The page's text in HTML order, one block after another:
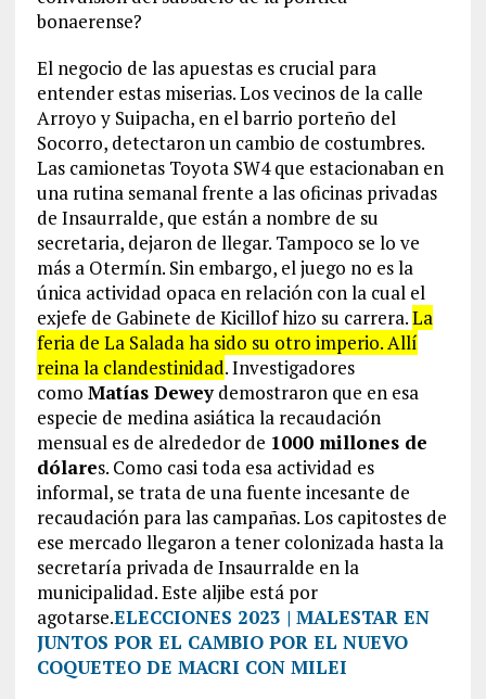
bonaerense?
El negocio de las apuestas es crucial para
entender estas miserias. Los vecinos de la calle
Arroyo y Suipacha, en el barrio porteño del
Socorro, detectaron un cambio de costumbres.
Las camionetas Toyota SW4 que estacionaban en
una rutina semanal frente a las oficinas privadas
de Insaurralde, que están a nombre de su
secretaria, dejaron de llegar. Tampoco se lo ve
más a Otermín. Sin embargo, el juego no es la
única actividad opaca en relación con la cual el
exjefe de Gabinete de Kicillof hizo su carrera.La
feria de La Salada ha sido su otro imperio. Allí
reina la clandestinidad. Investigadores
como Matías Deweydemostraron que en esa
especie de medina asiática la recaudación
mensual es de alrededor de 1000 millones de
dólares. Como casi toda esa actividad es
informal, se trata de una fuente incesante de
recaudación para las campañas. Los capitostes de
ese mercado llegaron a tener colonizada hasta la
secretaría privada de Insaurralde en la
municipalidad. Este aljibe está por
agotarse.ELECCIONES 2023 | MALESTAR EN
JUNTOS POR EL CAMBIO POR EL NUEVO
COQUETEO DE MACRI CON MILEI